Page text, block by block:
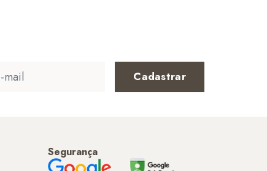
Cadastrar
Segurança